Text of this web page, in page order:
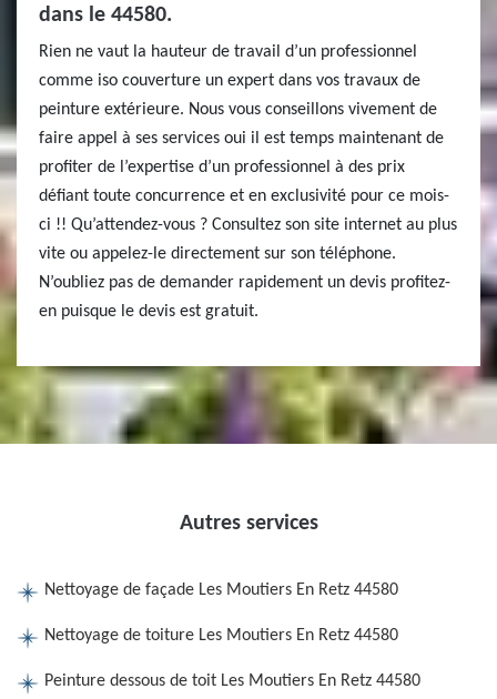
dans le 44580.
Rien ne vaut la hauteur de travail d’un professionnel
comme iso couverture un expert dans vos travaux de
peinture extérieure. Nous vous conseillons vivement de
faire appel à ses services oui il est temps maintenant de
profiter de l’expertise d’un professionnel à des prix
défiant toute concurrence et en exclusivité pour ce mois-
ci !! Qu’attendez-vous ? Consultez son site internet au plus
vite ou appelez-le directement sur son téléphone.
N’oubliez pas de demander rapidement un devis profitez-
en puisque le devis est gratuit.
Autres services
Nettoyage de façade Les Moutiers En Retz 44580
Nettoyage de toiture Les Moutiers En Retz 44580
Peinture dessous de toit Les Moutiers En Retz 44580